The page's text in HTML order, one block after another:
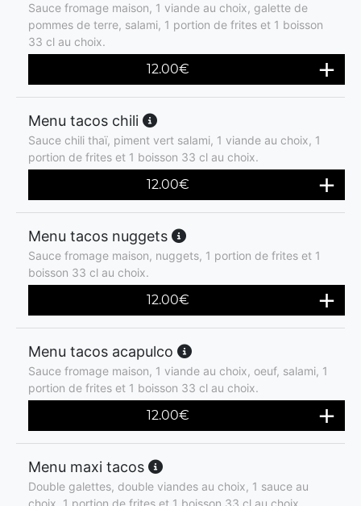
Sauce fromage maison, 1 viande au choix, galette de
pommes de terre, salami, 1 portion de frites et 1 boisson
33 cl au choix.
12.00€
Menu tacos chili
Sauce chili thaï, piment vert salami, 1 viande au choix, 1
portion de frites et 1 boisson 33 cl au choix.
12.00€
Menu tacos nuggets
Sauce fromage maison, nuggets, 1 portion de frites et 1
boisson 33 cl au choix.
12.00€
Menu tacos acapulco
Sauce fromage maison, 1 viande au choix, oeuf, salami, 1
portion de frites et 1 boisson 33 cl au choix.
12.00€
Menu maxi tacos
Double galettes, double viandes au choix, 1 sauce au
choix, 1 portion de frites et 1 boisson 33 cl au choix.